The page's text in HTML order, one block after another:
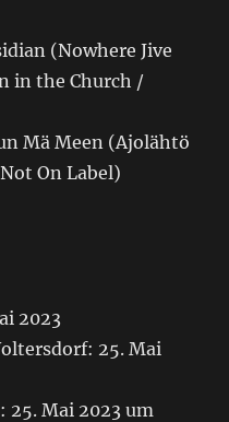
(Nowhere Jive
in the Church /
Mä Meen (Ajolähtö
On Label)
2023
25. Mai
25. Mai 2023 um